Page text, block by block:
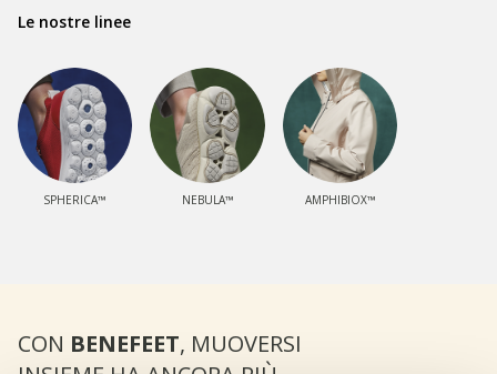
Le nostre linee
SPHERICA™ NEBULA™ AMPHIBIOX™
CON BENEFEET, MUOVERSI